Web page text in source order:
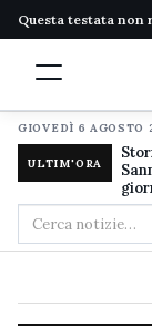
Questa testata non
GIOVEDÌ 6 AGOSTO
ULTIM'ORA
Cerca
nel